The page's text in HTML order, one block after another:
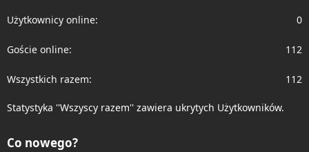
Użytkownicy online 0
Goście online 112
Wszystkich razem 112
Statystyka ''Wszyscy razem'' zawiera ukrytych Użytkowników.
Co nowego?